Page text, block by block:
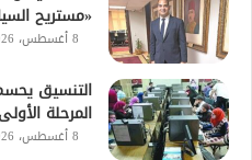
«مستريح
8 أغسطس، 2026
التنسيق
المرحلة الأولى
8 أغسطس، 2026